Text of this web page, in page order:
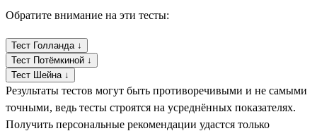
Обратите внимание на эти тесты:
Тест Голланда ↓
Тест Потёмкиной ↓
Тест Шейна ↓
Результаты тестов могут быть противоречивыми и не самыми
точными, ведь тесты строятся на усреднённых показателях.
Получить персональные рекомендации удастся только